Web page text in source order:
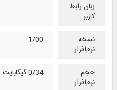
زبان رابط
کاربر
نسخه
نرم‌افزار
1/00
حجم
نرم‌افزار
0/34 گیگابایت